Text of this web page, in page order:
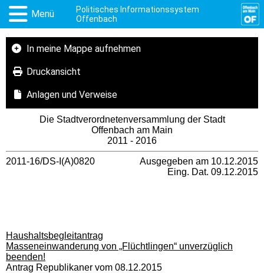
Menü
Politisches Informationssystem
Offenbach
In meine Mappe aufnehmen
Druckansicht
Anlagen und Verweise
Die Stadtverordnetenversammlung der Stadt
Offenbach am Main
2011 - 2016
2011-16/DS-I(A)0820
Ausgegeben am 10.12.2015
Eing. Dat. 09.12.2015
Haushaltsbegleitantrag
Masseneinwanderung von „Flüchtlingen“ unverzüglich
beenden!
Antrag Republikaner vom 08.12.2015